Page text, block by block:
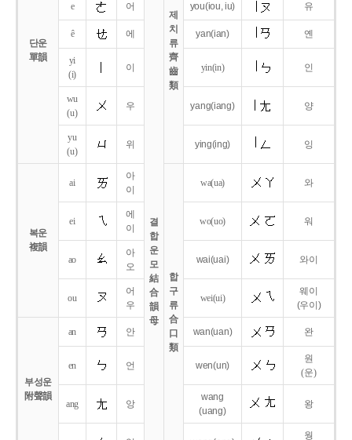
단운
單韻
결
합
운
모
結
合
韻
母
제
치
류
齊
齒
類
e 어 you(iou,iu) 유
ê 에 yan(ian) 옌
yi
(i)
이 yin(in) 인
wu
(u)
우 yang(iang) 양
yu
(u)
위 ying(ing) 잉
복운
複韻
ai
아
이
합
구
류
合
口
類
wa(ua) 와
ei
에
이
wo(uo) 워
ao
아
오
wai(uai) 와이
ou
어
우
wei(ui)
웨이
(우이)
부성운
附聲韻
an 안 wan(uan) 완
en 언 wen(un)
원
(운)
ang 앙
wang
(uang)
왕
웡